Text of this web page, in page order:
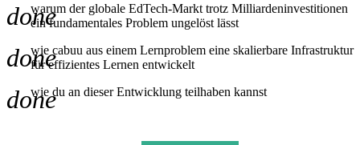
donewarum der globale EdTech-Markt trotz Milliardeninvestitionen
ein fundamentales Problem ungelöst lässt
donewie cabuu aus einem Lernproblem eine skalierbare Infrastruktur
für effizientes Lernen entwickelt
donewie du an dieser Entwicklung teilhaben kannst